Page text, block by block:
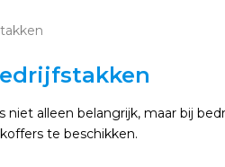
niet alleen belangrijk, maar bij
te beschikken.